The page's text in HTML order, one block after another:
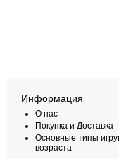
Информация
О нас
Покупка и Доставка
Основные типы
возраста